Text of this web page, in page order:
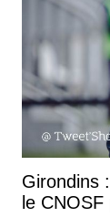
Girondins
le